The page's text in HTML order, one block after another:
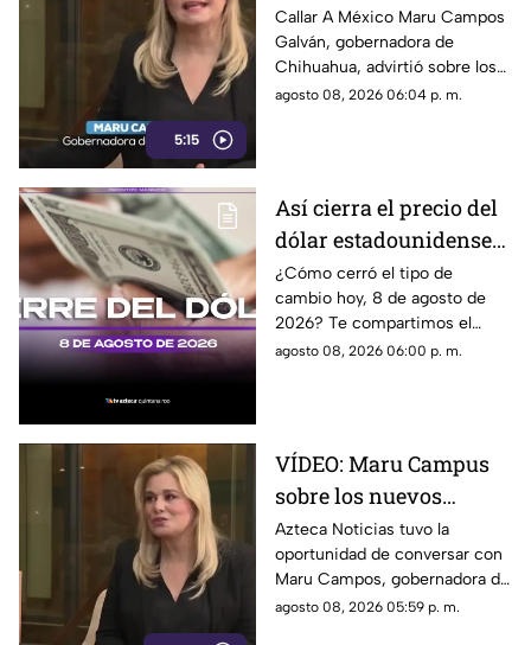
5:15
RIESGOS de los nuevos
lineamientos
propuestos por el
Gobierno
Callar A México Maru Campos
Galván, gobernadora de
Chihuahua, advirtió sobre los
riesgos que podrían
disposiciones podrían
utilizarse para sancionar a
medios y periodistas críticos,
además de abrir la puerta a
que el poder determine qué
contenidos son información,
opinión o motivo de sanción.
agosto 08, 2026 06:04 p. m.
Así cierra el precio del
dólar estadounidense
HOY, sábado 8 de
agosto de 2026, en
Cancún
¿Cómo cerró el tipo de
cambio hoy, 8 de agosto de
2026? Te compartimos el
precio del dólar al cierre de
agosto 08, 2026 06:00 p. m.
VÍDEO: Maru Campus
sobre los nuevos
lineamientos y señala
que son un riesgo para
la libertad de expresión
Azteca Noticias tuvo la
oportunidad de conversar con
Maru Campos, gobernadora de
Chihuahua, quien habló sobre
agosto 08, 2026 05:59 p. m.